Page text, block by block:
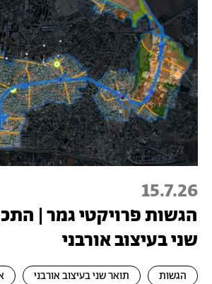
15.7.26
הגשות פרויקטי גמר |
שני בעיצוב אורבני
הגשות תואר שני בעיצוב אורבני